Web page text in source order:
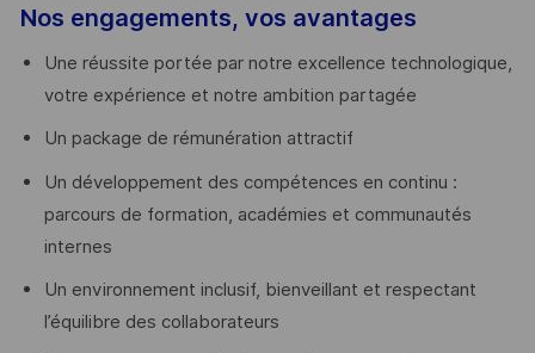
Nos engagements, vos avantages
Une réussite portée par notre excellence technologique,
votre expérience et notre ambition partagée
Un package de rémunération attractif
Un développement des compétences en continu :
parcours de formation, académies et communautés
internes
Un environnement inclusif, bienveillant et respectant
l’équilibre des collaborateurs